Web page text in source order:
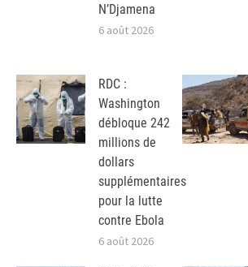
N’Djamena
6 août 2026
RDC :
Washington
débloque 242
millions de
dollars
supplémentaires
pour la lutte
contre Ebola
6 août 2026